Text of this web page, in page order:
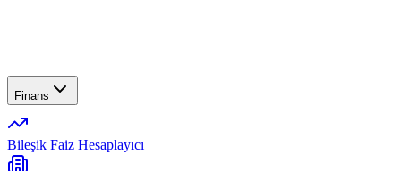
Finans
Bileşik Faiz Hesaplayıcı